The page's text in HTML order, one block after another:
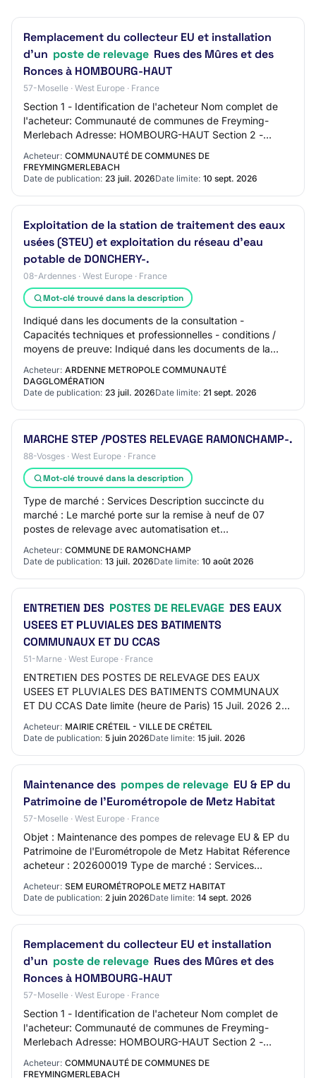
Remplacement du collecteur EU et installation
d'un poste de relevage Rues des Mûres et des
Ronces à HOMBOURG-HAUT
57-Moselle · West Europe · France
Section 1 - Identification de l'acheteur Nom complet de
l'acheteur: Communauté de communes de Freyming-
Merlebach Adresse: HOMBOURG-HAUT Section 2 -
Communication Nom du contact: ZAKEL Léa Adresse
mai…
Acheteur: COMMUNAUTÉ DE COMMUNES DE
FREYMINGMERLEBACH
Date de publication: 23 juil. 2026Date limite: 10 sept. 2026
Exploitation de la station de traitement des eaux
usées (STEU) et exploitation du réseau d'eau
potable de DONCHERY-.
08-Ardennes · West Europe · France
Mot-clé trouvé dans la description
Indiqué dans les documents de la consultation -
Capacités techniques et professionnelles - conditions /
moyens de preuve: Indiqué dans les documents de la
consultation Date limite de réception des pl…
Acheteur: ARDENNE METROPOLE COMMUNAUTÉ
DAGGLOMÉRATION
Date de publication: 23 juil. 2026Date limite: 21 sept. 2026
MARCHE STEP /POSTES RELEVAGE RAMONCHAMP-.
88-Vosges · West Europe · France
Mot-clé trouvé dans la description
Type de marché : Services Description succincte du
marché : Le marché porte sur la remise à neuf de 07
postes de relevage avec automatisation et
Acheteur: COMMUNE DE RAMONCHAMP
Date de publication: 13 juil. 2026Date limite: 10 août 2026
ENTRETIEN DES POSTES DE RELEVAGE DES EAUX
USEES ET PLUVIALES DES BATIMENTS
COMMUNAUX ET DU CCAS
51-Marne · West Europe · France
ENTRETIEN DES POSTES DE RELEVAGE DES EAUX
USEES ET PLUVIALES DES BATIMENTS COMMUNAUX
ET DU CCAS Date limite (heure de Paris) 15 Juil. 2026 23
: 55 Organisme : Mairie Créteil - Ville de Créteil Référe…
Acheteur: MAIRIE CRÉTEIL - VILLE DE CRÉTEIL
Date de publication: 5 juin 2026Date limite: 15 juil. 2026
Maintenance des pompes de relevage EU & EP du
Patrimoine de l'Eurométropole de Metz Habitat
57-Moselle · West Europe · France
Objet : Maintenance des pompes de relevage EU & EP du
Patrimoine de l'Eurométropole de Metz Habitat Réference
acheteur : 202600019 Type de marché : Services
Procédure : Procédure adaptée ouverte Tech…
Acheteur: SEM EUROMÉTROPOLE METZ HABITAT
Date de publication: 2 juin 2026Date limite: 14 sept. 2026
Remplacement du collecteur EU et installation
d'un poste de relevage Rues des Mûres et des
Ronces à HOMBOURG-HAUT
57-Moselle · West Europe · France
Section 1 - Identification de l'acheteur Nom complet de
l'acheteur: Communauté de communes de Freyming-
Merlebach Adresse: HOMBOURG-HAUT Section 2 -
Communication Nom du contact: ZAKEL Léa Adresse
mai…
Acheteur: COMMUNAUTÉ DE COMMUNES DE
FREYMINGMERLEBACH